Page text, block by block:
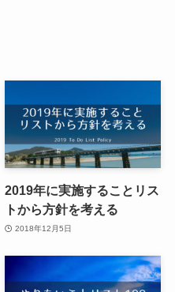
2019年に実施することリス
トから方針を考える
2018年12月5日